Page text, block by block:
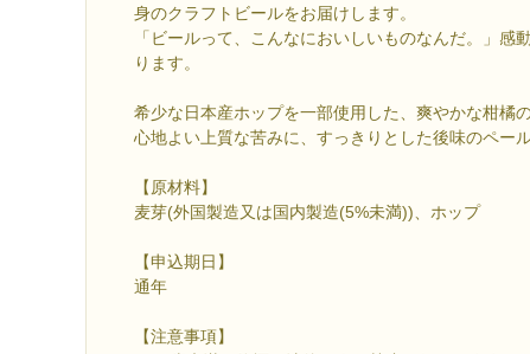
身のクラフトビールをお届けします。
「ビールって、こんなにおいしいものなんだ。」感
ります。
希少な日本産ホップを一部使用した、爽やかな柑橘の
心地よい上質な苦みに、すっきりとした後味のペール
【原材料】
麦芽(外国製造又は国内製造(5%未満))、ホップ
【申込期日】
通年
【注意事項】